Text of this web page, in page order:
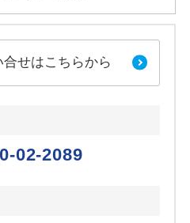
せはこちらから
02-2089